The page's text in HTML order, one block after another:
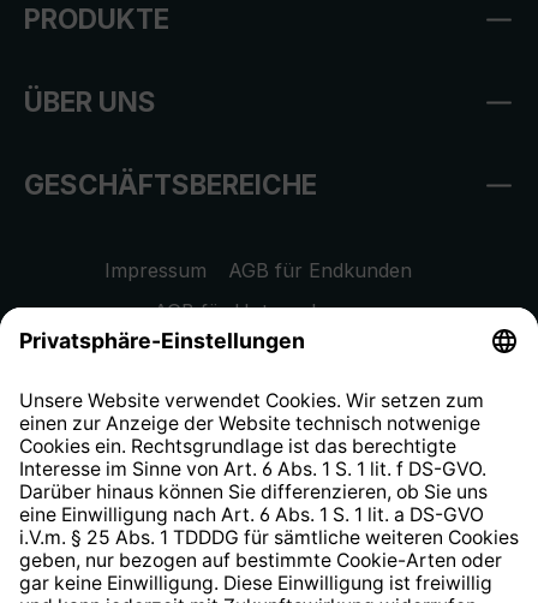
PRODUKTE
ÜBER UNS
GESCHÄFTSBEREICHE
Impressum
AGB für Endkunden
AGB für Unternehmen
Datenschutzhinweis
Widerrufsrecht
Hinweisgeberschutzsystem
Barrierefreiheit